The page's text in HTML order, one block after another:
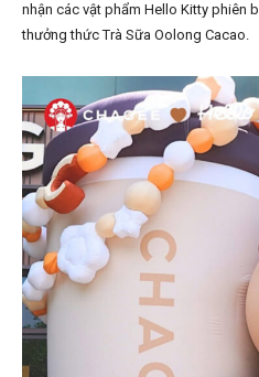
nhận các vật phẩm Hello Kitty phiên
thưởng thức Trà Sữa Oolong Cacao.